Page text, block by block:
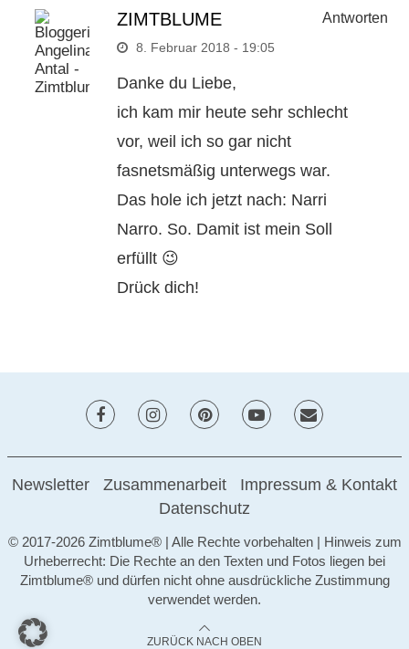
ZIMTBLUME
8. Februar 2018 - 19:05
Danke du Liebe,
ich kam mir heute sehr schlecht
vor, weil ich so gar nicht
fasnetsmäßig unterwegs war.
Das hole ich jetzt nach: Narri
Narro. So. Damit ist mein Soll
erfüllt 😉
Drück dich!
Antworten
Newsletter Zusammenarbeit
Impressum & Kontakt
Datenschutz
© 2017-2026 Zimtblume® | Alle Rechte vorbehalten | Hinweis zum
Urheberrecht: Die Rechte an den Texten und Fotos liegen bei
Zimtblume® und dürfen nicht ohne ausdrückliche Zustimmung
verwendet werden.
ZURÜCK NACH OBEN